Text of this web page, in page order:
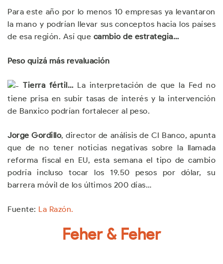
Para este año por lo menos 10 empresas ya levantaron
la mano y podrían llevar sus conceptos hacia los países
de esa región. Así que cambio de estrategia…
Peso quizá más revaluación
Tierra fértil… La interpretación de que la Fed no
tiene prisa en subir tasas de interés y la intervención
de Banxico podrían fortalecer al peso.
Jorge Gordillo, director de análisis de CI Banco, apunta
que de no tener noticias negativas sobre la llamada
reforma fiscal en EU, esta semana el tipo de cambio
podría incluso tocar los 19.50 pesos por dólar, su
barrera móvil de los últimos 200 días…
Fuente: La Razón.
Feher & Feher